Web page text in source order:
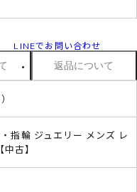
LINEでお問い合わせ
返品について
指輪 ジュエリー メンズ レ
古】